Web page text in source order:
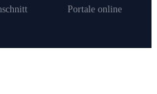
Portale online